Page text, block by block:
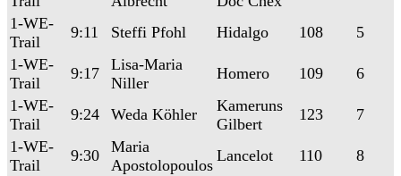
1-WE-
Trail
9:11 Steffi Pfohl Hidalgo 108
5
1-WE-
Trail
9:17
Lisa-Maria
Niller
Homero 109
6
1-WE-
Trail
9:24 Weda Köhler
Kameruns
Gilbert
123
7
1-WE-
Trail
9:30
Maria
Apostolopoulos
Lancelot 110
8